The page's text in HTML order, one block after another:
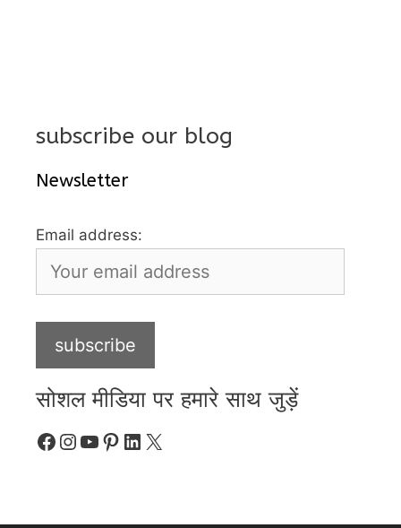
subscribe our blog
Newsletter
Email address:
सोशल मीडिया पर हमारे साथ जुड़ें
Facebook
Instagram
YouTube
Pinterest
LinkedIn
X